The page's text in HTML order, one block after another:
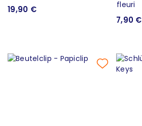
19,90 €
7,90 €